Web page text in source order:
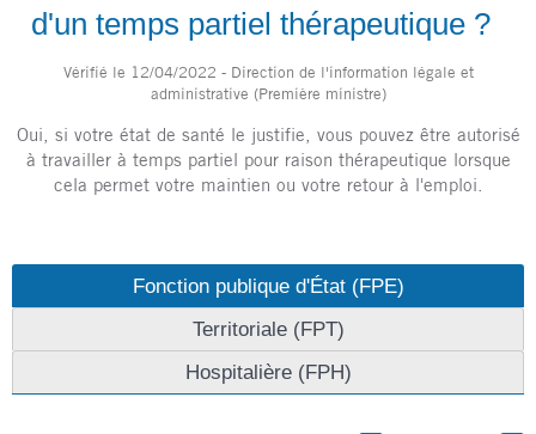
d'un temps partiel thérapeutique ?
Vérifié le 12/04/2022 - Direction de l'information légale et
administrative (Première ministre)
Oui, si votre état de santé le justifie, vous pouvez être autorisé
à travailler à temps partiel pour raison thérapeutique lorsque
cela permet votre maintien ou votre retour à l'emploi.
Fonction publique d'État (FPE)
Territoriale (FPT)
Hospitalière (FPH)